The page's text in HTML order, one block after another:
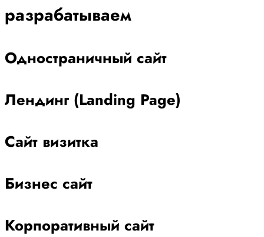
разрабатываем
Одностраничный сайт
Лендинг (Landing Page)
Сайт визитка
Бизнес сайт
Корпоративный сайт